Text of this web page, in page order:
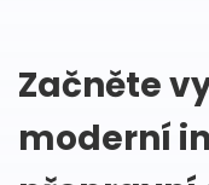
Začněte
moderní